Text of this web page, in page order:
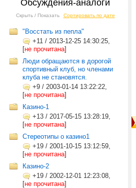
Обсуждения-аналоги
Скрыть / Показать Сортировать по дате
"Восстать из пепла"
+11 / 2013-12-25 14:30:25,
[не прочитана]
Люди обращаются в дорогой
спортивный клуб, но членами
клуба не становятся.
+9 / 2003-01-14 13:22:22,
[не прочитана]
Казино-1
+13 / 2017-05-15 13:28:19,
[не прочитана]
Стереотипы о казино1
+19 / 2001-10-15 13:12:59,
[не прочитана]
Казино-2
+19 / 2002-12-01 12:23:08,
[не прочитана]